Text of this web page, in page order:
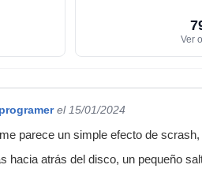
Ver
el 15/01/2024
parece un simple efecto de
hacia atrás del disco, un pequeño